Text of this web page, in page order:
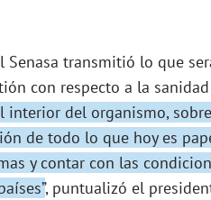
Senasa transmitió lo que
con respecto a la
interior del organismo,
de todo lo que hoy es
y contar con las
, puntualizó el